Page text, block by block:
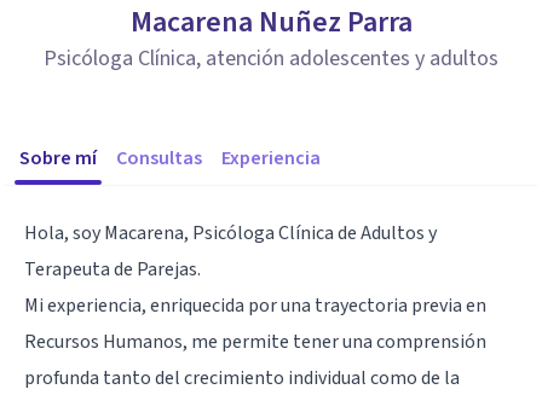
Macarena Nuñez Parra
Psicóloga Clínica, atención adolescentes y adultos
Sobre mí Consultas Experiencia
Hola, soy Macarena, Psicóloga Clínica de Adultos y
Terapeuta de Parejas.
Mi experiencia, enriquecida por una trayectoria previa en
Recursos Humanos, me permite tener una comprensión
profunda tanto del crecimiento individual como de la